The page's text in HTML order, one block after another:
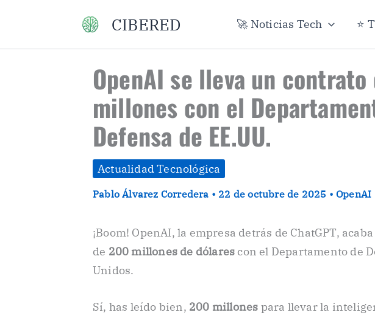
contenido
CIBERED 🚀 Noticias Tech ⭐
OpenAI se lleva un
millones con el
Defensa de EE.UU.
Actualidad Tecnológica
Pablo Álvarez Corredera • 22 de octubre de 2025 •OpenAI
¡Boom! OpenAI, la empresa detrás de ChatGPT,
de 200 millones de dólares con el Departamento de
Unidos.
Sí, has leído bien, 200 millones para llevar la